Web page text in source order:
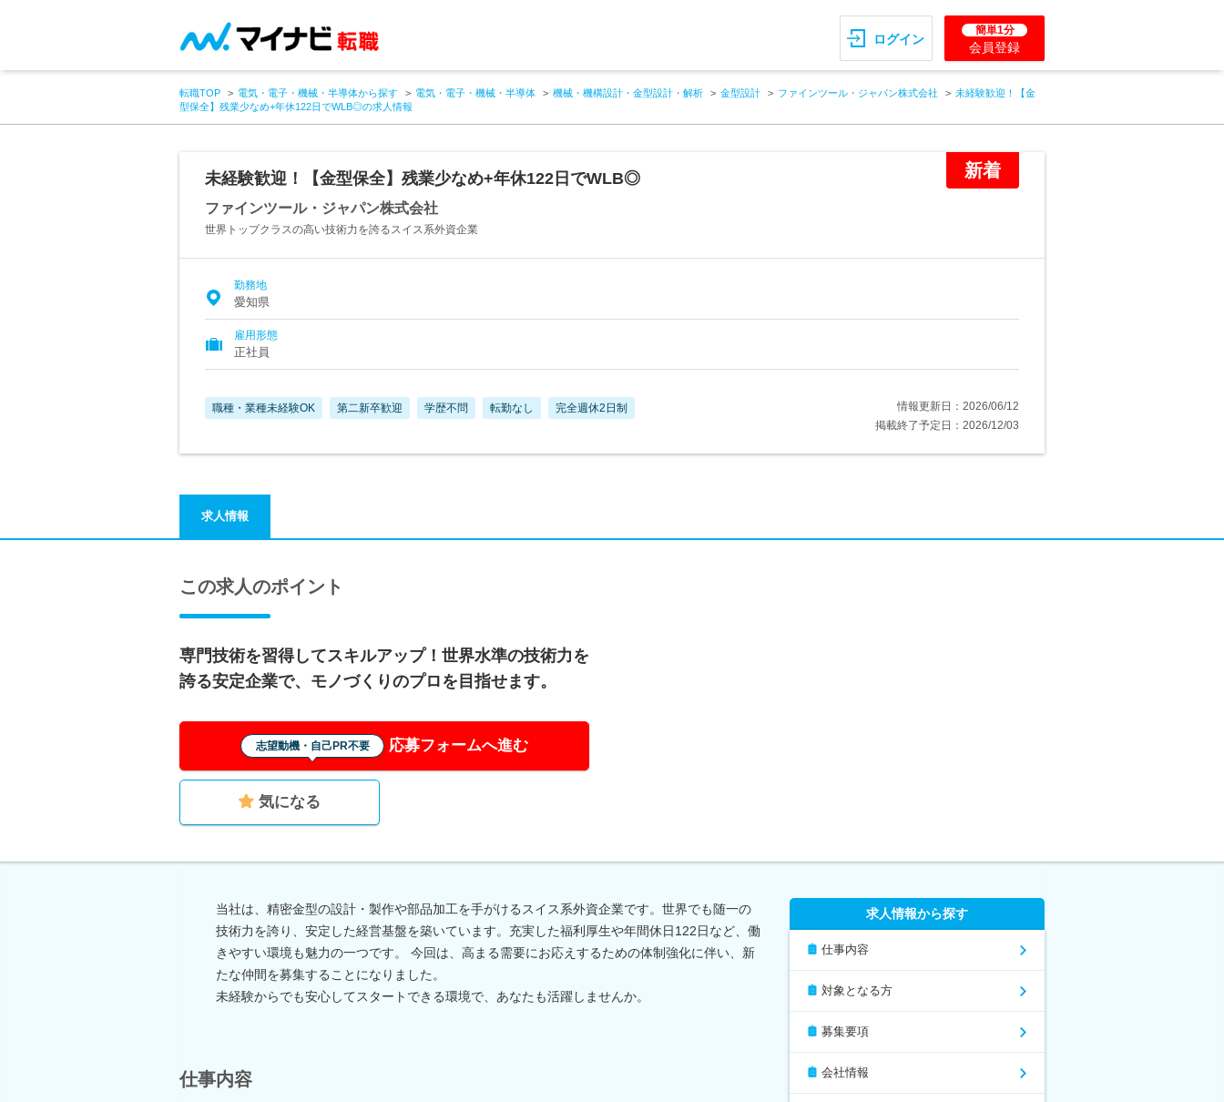
ログイン
簡単1分
会員登録
転職TOP 電気・電子・機械・半導体から探す 電気・電子・機械・半導体 機械・機構設計・金型設計・解析 金型設計 ファインツール・ジャパン株式会社
未経験歓迎！【金
型保全】残業少なめ+年休122日でWLB◎の求人情報
新着
未経験歓迎！【金型保全】残業少なめ+年休122日でWLB◎
ファインツール・ジャパン株式会社
世界トップクラスの高い技術力を誇るスイス系外資企業
勤務地
愛知県
雇用形態
正社員
職種・業種未経験OK 第二新卒歓迎 学歴不問 転勤なし 完全週休2日制
情報更新日：2026/06/12
掲載終了予定日：2026/12/03
求人情報
この求人のポイント
専門技術を習得してスキルアップ！世界水準の技術力を
誇る安定企業で、モノづくりのプロを目指せます。
志望動機・自己PR不要 応募フォームへ進む
気になる
当社は、精密金型の設計・製作や部品加工を手がけるスイス系外資企業です。世界でも随一の
技術力を誇り、安定した経営基盤を築いています。充実した福利厚生や年間休日122日など、働
きやすい環境も魅力の一つです。 今回は、高まる需要にお応えするための体制強化に伴い、新
たな仲間を募集することになりました。
未経験からでも安心してスタートできる環境で、あなたも活躍しませんか。
仕事内容
求人情報から探す
仕事内容
対象となる方
募集要項
会社情報